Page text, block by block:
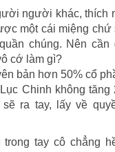
người khác, thích
một cái miệng chứ
chúng. Nên cần
cớ làm gì?
bản hơn 50% cổ
Chinh không tăng
ra tay, lấy về
trong tay cô chẳng